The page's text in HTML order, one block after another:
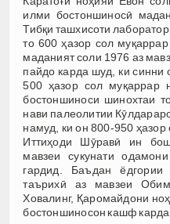
илми бостоншиносӣ
Тибқи ташхисоти
то 600 ҳазор сол
маданият соли 1976 аз
пайдо карда шуд, ки синни
500 ҳазор сол муқаррар
бостоншиноси шинохтаи
нави палеолитии
намуд, ки он 800-950 ҳазор
Иттиҳоди Шӯравӣ ин
мавзеи сукунати
гардид. Баъдан
таърихӣ аз мавзеи
Ховалинг, Қаромайдони
бостоншиносон кашф